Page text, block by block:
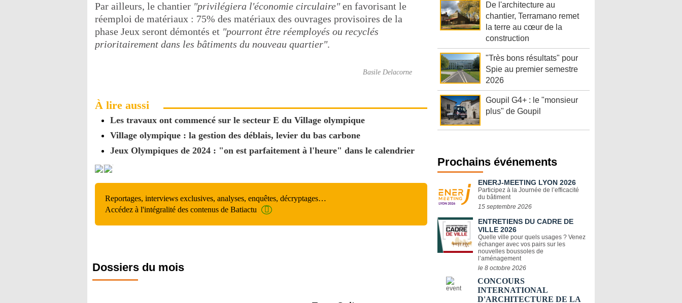
Par ailleurs, le chantier "privilégiera l'économie circulaire"en favorisant le
réemploi de matériaux : 75% des matériaux des ouvrages provisoires de la
phase Jeux seront démontés et "pourront être réemployés ou recyclés
prioritairement dans les bâtiments du nouveau quartier".
Basile Delacorne
À lire aussi
Les travaux ont commencé sur le secteur E du Village olympique
Village olympique : la gestion des déblais, levier du bas carbone
Jeux Olympiques de 2024 : "on est parfaitement à l'heure" dans le calendrier
Reportages, interviews exclusives, analyses, enquêtes, décryptages…
Accédez à l'intégralité des contenus de Batiactu
Dossiers du mois
De l'architecture au
chantier, Terramano remet
la terre au cœur de la
construction
"Très bons résultats" pour
Spie au premier semestre
2026
Goupil G4+ : le "monsieur
plus" de Goupil
Prochains événements
ENERJ-MEETING LYON 2026
Participez à la Journée de l’efficacité
du bâtiment
15 septembre 2026
ENTRETIENS DU CADRE DE
VILLE 2026
Quelle ville pour quels usages ? Venez
échanger avec vos pairs sur les
nouvelles boussoles de
l’aménagement
le 8 octobre 2026
CONCOURS
INTERNATIONAL
D'ARCHITECTURE DE LA